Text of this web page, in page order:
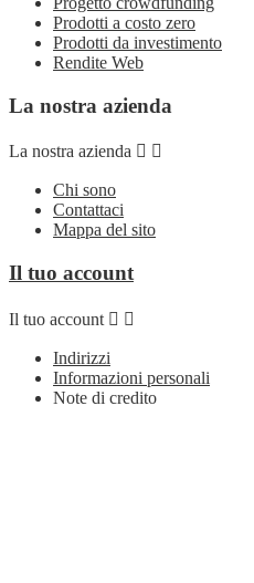
Prodotti a costo zero
Prodotti da investimento
Rendite Web
La nostra azienda
La nostra azienda  
Chi sono
Contattaci
Mappa del sito
Il tuo account
Il tuo account  
Indirizzi
Informazioni personali
Note di credito